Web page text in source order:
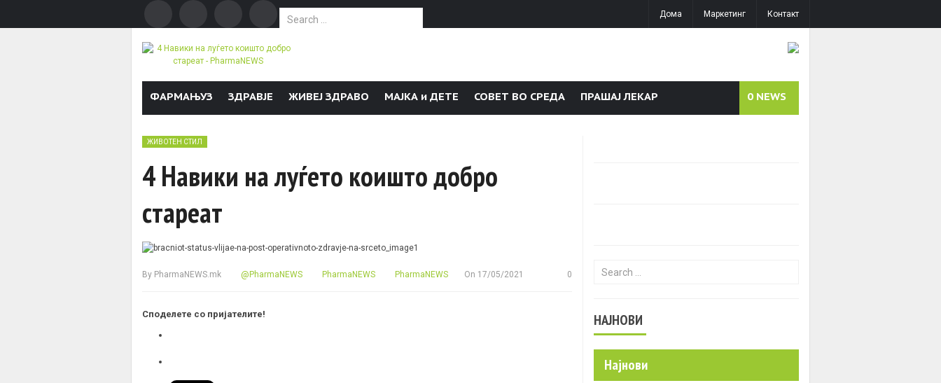
Search for:
Дома Маркетинг Контакт
ФАРМАЊУЗ ЗДРАВЈЕ ЖИВЕЈ ЗДРАВО МАЈКА и ДЕТЕ СОВЕТ ВО СРЕДА ПРАШАЈ ЛЕКАР 0 NEWS
ЖИВОТЕН СТИЛ
4 Навики на луѓето коишто добро
стареат
By PharmaNEWS.mk @PharmaNEWS PharmaNEWS PharmaNEWS On 17/05/2021 0
Споделете со пријателите!
Search for:
НАЈНОВИ
Најнови